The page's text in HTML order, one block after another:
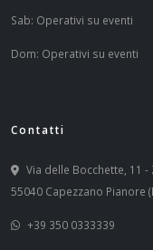
Sab: Operativi su eventi
Dom: Operativi su eventi
Contatti
Via delle Bocchette, 11
55040 Capezzano Pianore
+39 350 0333339